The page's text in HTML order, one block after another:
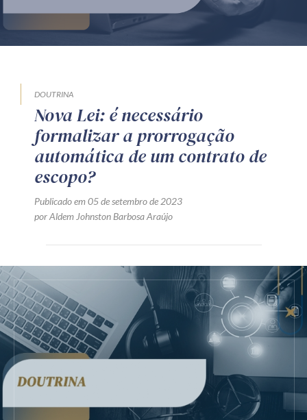
Produtos e serviços
Mentoria Zênite
Capacitação
Zênite Online
Eventos presenciais
Zênite in Company
Diferenciais
Receba por RSS
Av. Sete de Setembro, 4698
80240-000
DOUTRINA
Nova Lei: é necessário
formalizar a prorrogação
automática de um contrato de
escopo?
Publicado em 05 de setembro de 2023
por Aldem Johnston Barbosa Araújo